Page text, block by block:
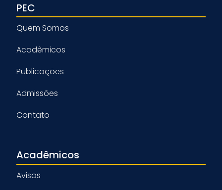
PEC
Quem Somos
Acadêmicos
Publicações
Admissões
Contato
Acadêmicos
Avisos